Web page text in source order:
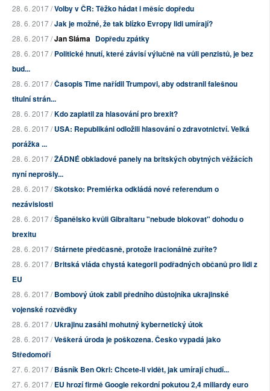
28. 6. 2017 /Volby v ČR: Těžko hádat i měsíc dopředu
28. 6. 2017 /Jak je možné, že tak blízko Evropy lidi umírají?
28. 6. 2017 /Jan Sláma Dopředu zpátky
28. 6. 2017 /Politické hnutí, které závisí výlučně na vůli penzistů, je bez
bud...
28. 6. 2017 /Časopis Time nařídil Trumpovi, aby odstranil falešnou
titulní strán...
28. 6. 2017 /Kdo zaplatil za hlasování pro brexit?
28. 6. 2017 /USA: Republikáni odložili hlasování o zdravotnictví. Velká
porážka ...
28. 6. 2017 /ŽÁDNÉ obkladové panely na britských obytných věžácích
nyní neprošly...
28. 6. 2017 /Skotsko: Premiérka odkládá nové referendum o
nezávislosti
28. 6. 2017 /Španělsko kvůli Gibraltaru "nebude blokovat" dohodu o
brexitu
28. 6. 2017 /Stárnete předčasně, protože iracionálně zuříte?
28. 6. 2017 /Britská vláda chystá kategorii podřadných občanů pro lidi z
EU
28. 6. 2017 /Bombový útok zabil předního důstojníka ukrajinské
vojenské rozvědky
28. 6. 2017 /Ukrajinu zasáhl mohutný kybernetický útok
28. 6. 2017 /Veškerá úroda je poškozena. Česko vypadá jako
Středomoří
27. 6. 2017 /Básník Ben Okri: Chcete-li vidět, jak umírají chudí...
27. 6. 2017 /EU hrozí firmě Google rekordní pokutou 2,4 miliardy euro